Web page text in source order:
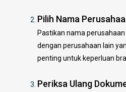
Pilih Nama
Pastikan nama
dengan perusahaan lain
penting untuk keperluan
Periksa Ulang